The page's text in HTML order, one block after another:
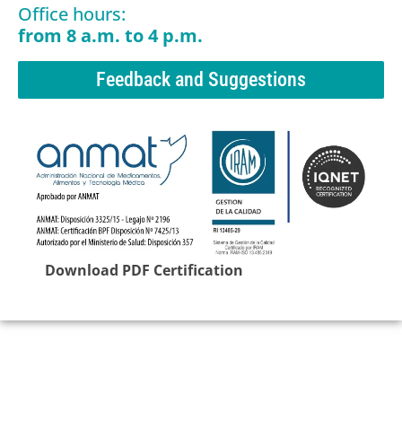
Office hours:
from 8 a.m. to 4 p.m.
Feedback and Suggestions
Download PDF Certification